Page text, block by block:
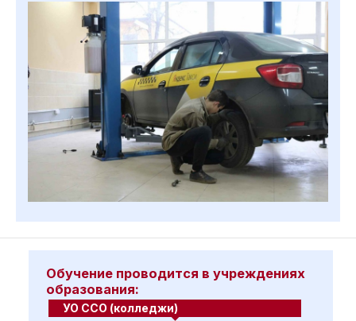
Обучение проводится в учреждениях
образования:
УО ССО (колледжи)